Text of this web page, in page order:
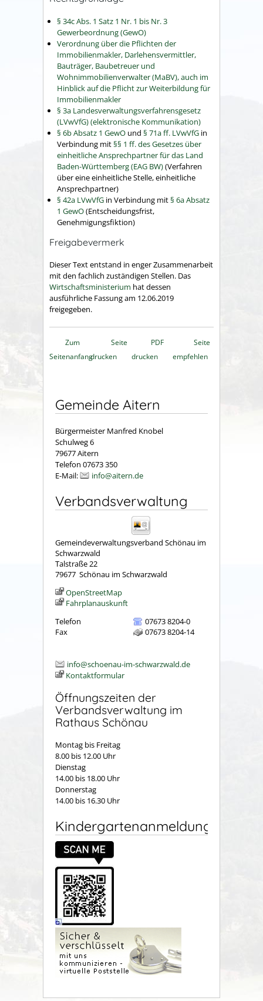
§ 34c Abs. 1 Satz 1 Nr. 1 bis Nr. 3
Gewerbeordnung (GewO)
Verordnung über die Pflichten der
Immobilienmakler, Darlehensvermittler,
Bauträger, Baubetreuer und
Wohnimmobilienverwalter (MaBV), auch im
Hinblick auf die Pflicht zur Weiterbildung für
Immobilienmakler
§ 3a Landesverwaltungsverfahrensgesetz
(LVwVfG) (elektronische Kommunikation)
§ 6b Absatz 1 GewO und § 71a ff. LVwVfG in
Verbindung mit§§ 1 ff. des Gesetzes über
einheitliche Ansprechpartner für das Land
Baden-Württemberg (EAG BW)(Verfahren
über eine einheitliche Stelle, einheitliche
Ansprechpartner)
§ 42a LVwVfG in Verbindung mit§ 6a Absatz
1 GewO(Entscheidungsfrist,
Genehmigungsfiktion)
Freigabevermerk
Dieser Text entstand in enger Zusammenarbeit
mit den fachlich zuständigen Stellen. Das
Wirtschaftsministerium hat dessen
ausführliche Fassung am 12.06.2019
freigegeben.
Zum
Seitenanfang
Seite
drucken
PDF
drucken
Seite
empfehlen
Gemeinde Aitern
Bürgermeister Manfred Knobel
Schulweg 6
79677 Aitern
Telefon 07673 350
E-Mail:
info@aitern.de
Verbandsverwaltung
Gemeindeverwaltungsverband Schönau im
Schwarzwald
Talstraße 22
79677 Schönau im Schwarzwald
OpenStreetMap
Fahrplanauskunft
Telefon
07673 8204-0
Fax
07673 8204-14
info@schoenau-im-schwarzwald.de
Kontaktformular
Öffnungszeiten der
Verbandsverwaltung im
Rathaus Schönau
Montag bis Freitag
8.00 bis 12.00 Uhr
Dienstag
14.00 bis 18.00 Uhr
Donnerstag
14.00 bis 16.30 Uhr
Kindergartenanmeldung